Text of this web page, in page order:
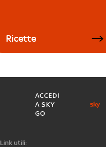
Ricette
ACCEDI
A SKY
GO
Link utili: